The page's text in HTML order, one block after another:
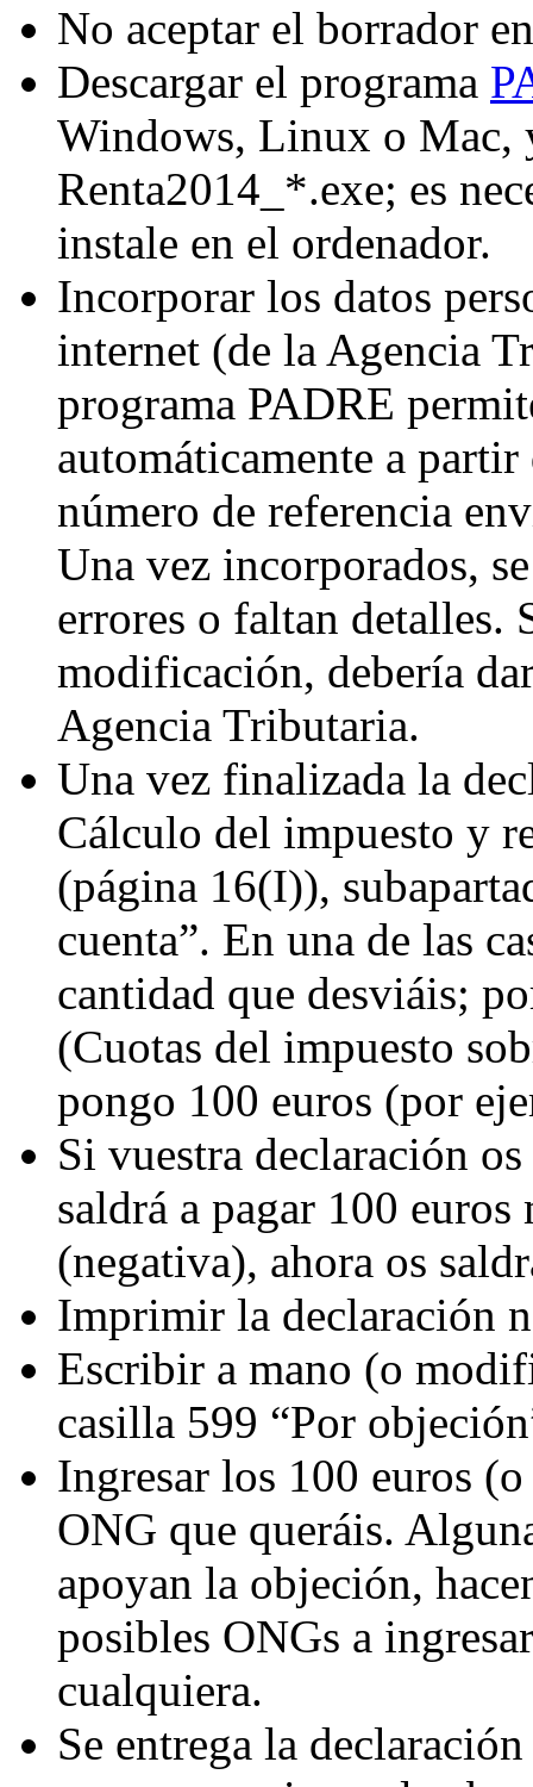
No aceptar el borrador
Descargar el programa
Windows, Linux o Mac,
Renta2014_*.exe; es
instale en el ordenador.
Incorporar los datos
internet (de la Agencia
programa PADRE
automáticamente a
número de referencia
Una vez incorporados,
errores o faltan detalles.
modificación, debería
Agencia Tributaria.
Una vez finalizada la
Cálculo del impuesto y
(página 16(I)),
cuenta”. En una de las
cantidad que desviáis;
(Cuotas del impuesto
pongo 100 euros (por
Si vuestra declaración
saldrá a pagar 100
(negativa), ahora os
Imprimir la declaración
Escribir a mano (o
casilla 599 “Por
Ingresar los 100 euros
ONG que queráis.
apoyan la objeción,
posibles ONGs a
cualquiera.
Se entrega la